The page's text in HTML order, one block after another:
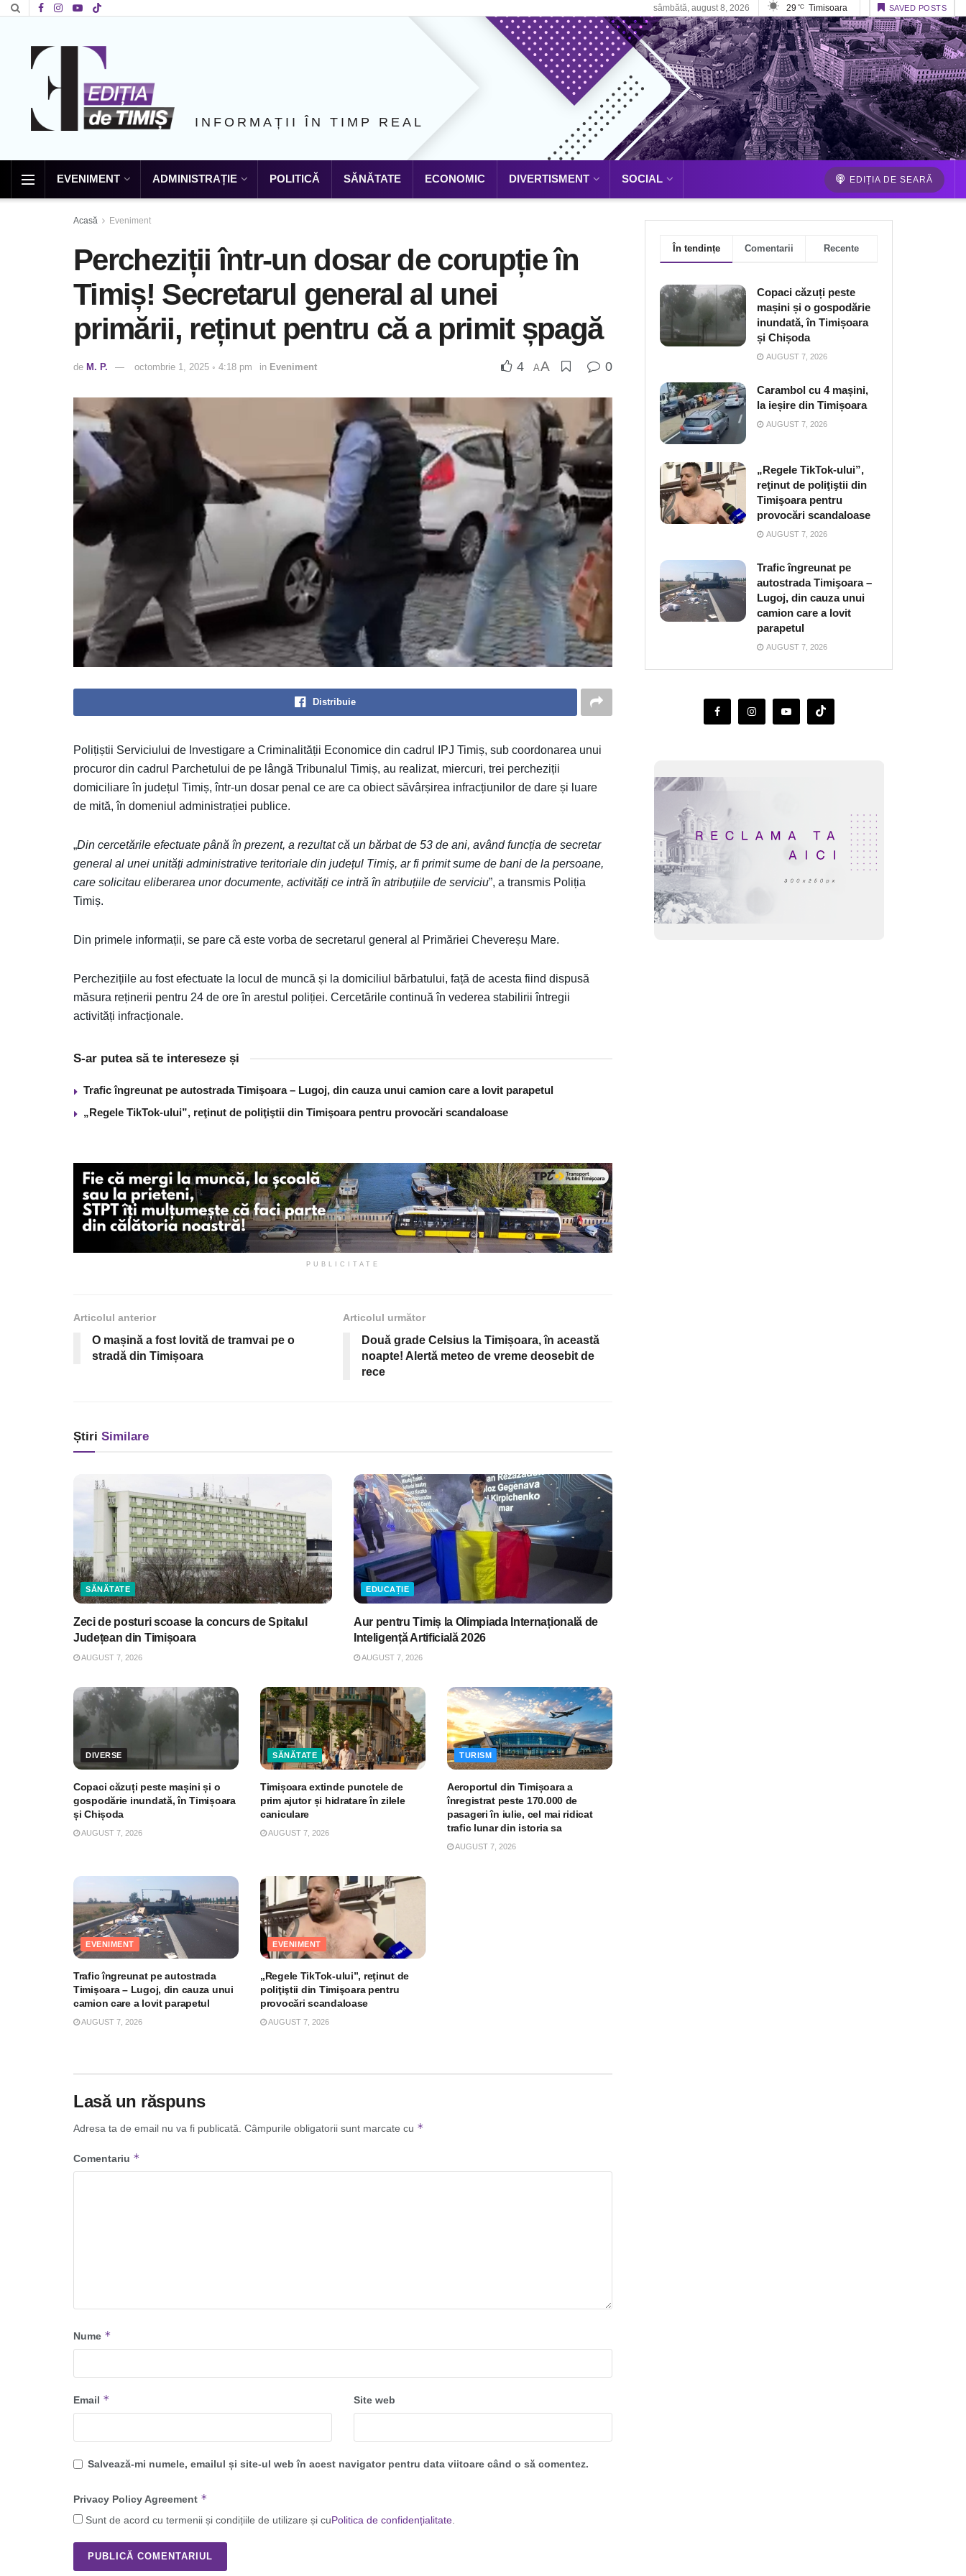
sâmbătă, august 8, 2026 29 °C Timisoara SAVED POSTS
INFORMAȚII ÎN TIMP REAL
EVENIMENT ADMINISTRAȚIE POLITICĂ SĂNĂTATE ECONOMIC DIVERTISMENT SOCIAL EDIȚIA DE SEARĂ
Acasă Eveniment
Percheziții într-un dosar de corupție în
Timiș! Secretarul general al unei
primării, reținut pentru că a primit șpagă
de M. P. octombrie 1, 2025 ◦ 4:18 pm in Eveniment 4 AA 0
Distribuie
Polițiștii Serviciului de Investigare a Criminalității Economice din cadrul IPJ Timiș, sub coordonarea unui
procuror din cadrul Parchetului de pe lângă Tribunalul Timiș, au realizat, miercuri, trei percheziții
domiciliare în județul Timiș, într-un dosar penal ce are ca obiect săvârșirea infracțiunilor de dare și luare
de mită, în domeniul administrației publice.
„Din cercetările efectuate până în prezent, a rezultat că un bărbat de 53 de ani, având funcția de secretar
general al unei unități administrative teritoriale din județul Timiș, ar fi primit sume de bani de la persoane,
care solicitau eliberarea unor documente, activități ce intră în atribuțiile de serviciu”, a transmis Poliția
Timiș.
Din primele informații, se pare că este vorba de secretarul general al Primăriei Chevereșu Mare.
Perchezițiile au fost efectuate la locul de muncă și la domiciliul bărbatului, față de acesta fiind dispusă
măsura reținerii pentru 24 de ore în arestul poliției. Cercetările continuă în vederea stabilirii întregii
activități infracționale.
S-ar putea să te intereseze și
Trafic îngreunat pe autostrada Timişoara – Lugoj, din cauza unui camion care a lovit parapetul
„Regele TikTok-ului”, reţinut de poliţiştii din Timişoara pentru provocări scandaloase
PUBLICITATE
Articolul anterior
O mașină a fost lovită de tramvai pe o
stradă din Timișoara
Articolul următor
Două grade Celsius la Timișoara, în această
noapte! Alertă meteo de vreme deosebit de
rece
Știri Similare
SĂNĂTATE
Zeci de posturi scoase la concurs de Spitalul
Județean din Timișoara
AUGUST 7, 2026
EDUCAȚIE
Aur pentru Timiș la Olimpiada Internațională de
Inteligență Artificială 2026
AUGUST 7, 2026
DIVERSE
Copaci căzuți peste mașini și o
gospodărie inundată, în Timișoara
și Chișoda
AUGUST 7, 2026
SĂNĂTATE
Timișoara extinde punctele de
prim ajutor și hidratare în zilele
caniculare
AUGUST 7, 2026
TURISM
Aeroportul din Timișoara a
înregistrat peste 170.000 de
pasageri în iulie, cel mai ridicat
trafic lunar din istoria sa
AUGUST 7, 2026
EVENIMENT
Trafic îngreunat pe autostrada
Timişoara – Lugoj, din cauza unui
camion care a lovit parapetul
AUGUST 7, 2026
EVENIMENT
„Regele TikTok-ului”, reţinut de
poliţiştii din Timişoara pentru
provocări scandaloase
AUGUST 7, 2026
Lasă un răspuns
Adresa ta de email nu va fi publicată. Câmpurile obligatorii sunt marcate cu *
Comentariu *
Nume *
Email * Site web
Salvează-mi numele, emailul și site-ul web în acest navigator pentru data viitoare când o să comentez.
Privacy Policy Agreement *
Sunt de acord cu termenii și condițiile de utilizare și cuPolitica de confidențialitate
În tendințe Comentarii Recente
Copaci căzuți peste
mașini și o gospodărie
inundată, în Timișoara
și Chișoda
AUGUST 7, 2026
Carambol cu 4 mașini,
la ieșire din Timișoara
AUGUST 7, 2026
„Regele TikTok-ului”,
reţinut de poliţiştii din
Timişoara pentru
provocări scandaloase
AUGUST 7, 2026
Trafic îngreunat pe
autostrada Timişoara –
Lugoj, din cauza unui
camion care a lovit
parapetul
AUGUST 7, 2026